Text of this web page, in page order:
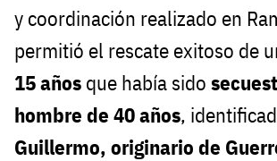
y coordinación realizado en
permitió el rescate exitoso de
15 años que había sido
hombre de 40 años,
Guillermo, originario de